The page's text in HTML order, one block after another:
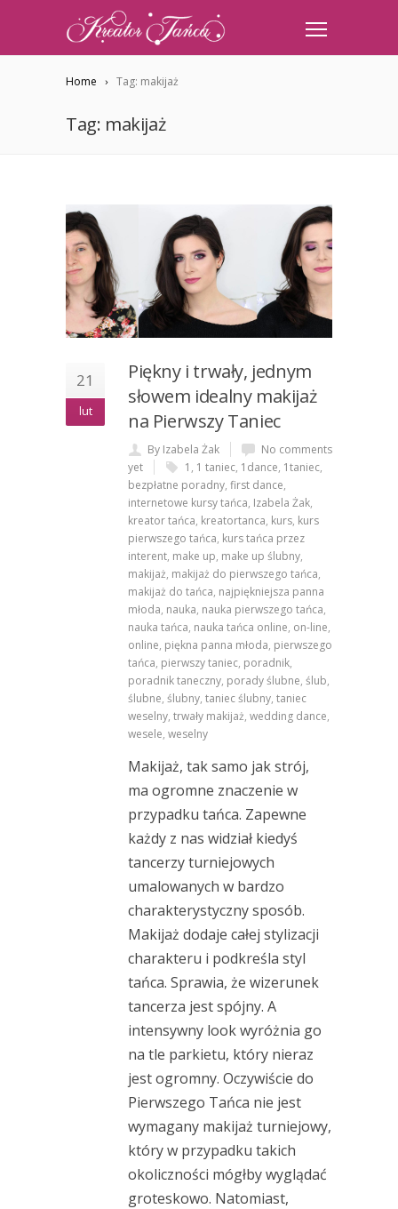
Home Tag: makijaż
Tag: makijaż
21
lut
Piękny i trwały, jednym
słowem idealny makijaż
na Pierwszy Taniec
By Izabela Żak
No comments
yet
1 , 1 taniec, 1dance, 1taniec,
bezpłatne poradny, first dance,
internetowe kursy tańca, Izabela Żak,
kreator tańca, kreatortanca, kurs, kurs
pierwszego tańca, kurs tańca przez
interent, make up, make up ślubny,
makijaż, makijaż do pierwszego tańca,
makijaż do tańca, najpiękniejsza panna
młoda, nauka, nauka pierwszego tańca,
nauka tańca, nauka tańca online, on-line,
online, piękna panna młoda, pierwszego
tańca, pierwszy taniec, poradnik,
poradnik taneczny, porady ślubne, ślub,
ślubne, ślubny, taniec ślubny, taniec
weselny, trwały makijaż, wedding dance,
wesele, weselny
Makijaż, tak samo jak strój,
ma ogromne znaczenie w
przypadku tańca. Zapewne
każdy z nas widział kiedyś
tancerzy turniejowych
umalowanych w bardzo
charakterystyczny sposób.
Makijaż dodaje całej stylizacji
charakteru i podkreśla styl
tańca. Sprawia, że wizerunek
tancerza jest spójny. A
intensywny look wyróżnia go
na tle parkietu, który nieraz
jest ogromny. Oczywiście do
Pierwszego Tańca nie jest
wymagany makijaż turniejowy,
który w przypadku takich
okoliczności mógłby wyglądać
groteskowo. Natomiast,